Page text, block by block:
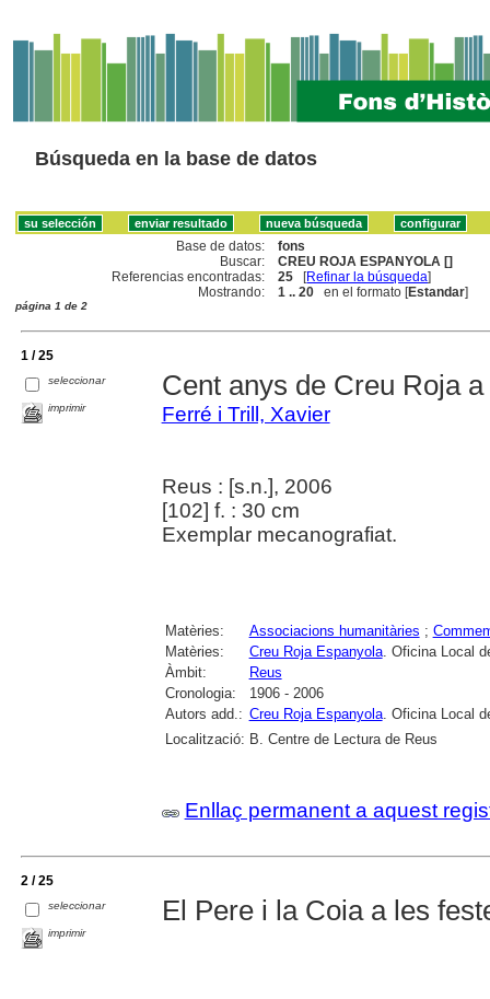
Búsqueda en la base de datos
Base de datos:
fons
Buscar:
CREU ROJA ESPANYOLA []
Referencias encontradas:
25 [Refinar la búsqueda]
Mostrando:
1 .. 20 en el formato [Estandar]
página 1 de 2
1 / 25
seleccionar
imprimir
Cent anys de Creu Roja
Ferré i Trill, Xavier
Reus : [s.n.], 2006
[102] f. : 30 cm
Exemplar mecanografiat.
Matèries: Associacions humanitàries ;
Matèries:
Creu Roja Espanyola. Oficina Local
Àmbit:
Reus
Cronologia:
1906 - 2006
Autors add.: Creu Roja Espanyola. Oficina Local
Localització: B. Centre de Lectura de Reus
Enllaç permanent a aquest
2 / 25
seleccionar
imprimir
El Pere i la Coia a les